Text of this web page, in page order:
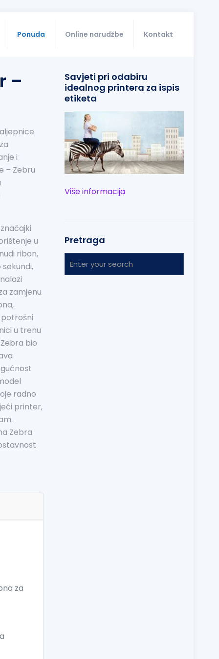
Ponuda Online narudžbe Kontakt
–
i
– Zebru
u
ribon,
zamjenu
u trenu
bio
radno
printer,
Zebra
za
Savjeti pri odabiru
idealnog printera za ispis
etiketa
Više informacija
Pretraga